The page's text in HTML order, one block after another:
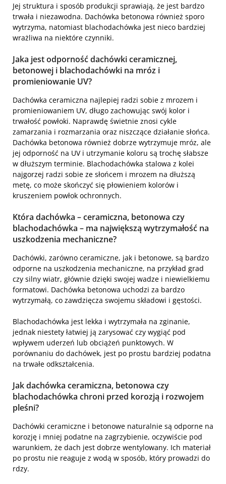
Jej struktura i sposób produkcji sprawiają, że jest bardzo
trwała i niezawodna. Dachówka betonowa również sporo
wytrzyma, natomiast blachodachówka jest nieco bardziej
wrażliwa na niektóre czynniki.
Jaka jest odporność dachówki ceramicznej,
betonowej i blachodachówki na mróz i
promieniowanie UV?
Dachówka ceramiczna najlepiej radzi sobie z mrozem i
promieniowaniem UV, długo zachowując swój kolor i
trwałość powłoki. Naprawdę świetnie znosi cykle
zamarzania i rozmarzania oraz niszczące działanie słońca.
Dachówka betonowa również dobrze wytrzymuje mróz, ale
jej odporność na UV i utrzymanie koloru są trochę słabsze
w dłuższym terminie. Blachodachówka stalowa z kolei
najgorzej radzi sobie ze słońcem i mrozem na dłuższą
metę, co może skończyć się płowieniem kolorów i
kruszeniem powłok ochronnych.
Która dachówka – ceramiczna, betonowa czy
blachodachówka – ma największą wytrzymałość na
uszkodzenia mechaniczne?
Dachówki, zarówno ceramiczne, jak i betonowe, są bardzo
odporne na uszkodzenia mechaniczne, na przykład grad
czy silny wiatr, głównie dzięki swojej wadze i niewielkiemu
formatowi. Dachówka betonowa uchodzi za bardzo
wytrzymałą, co zawdzięcza swojemu składowi i gęstości.
Blachodachówka jest lekka i wytrzymała na zginanie,
jednak niestety łatwiej ją zarysować czy wygiąć pod
wpływem uderzeń lub obciążeń punktowych. W
porównaniu do dachówek, jest po prostu bardziej podatna
na trwałe odkształcenia.
Jak dachówka ceramiczna, betonowa czy
blachodachówka chroni przed korozją i rozwojem
pleśni?
Dachówki ceramiczne i betonowe naturalnie są odporne na
korozję i mniej podatne na zagrzybienie, oczywiście pod
warunkiem, że dach jest dobrze wentylowany. Ich materiał
po prostu nie reaguje z wodą w sposób, który prowadzi do
rdzy.